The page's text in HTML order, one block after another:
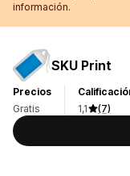
información.
SKU Print
Precios
Gratis
1,1
(7)